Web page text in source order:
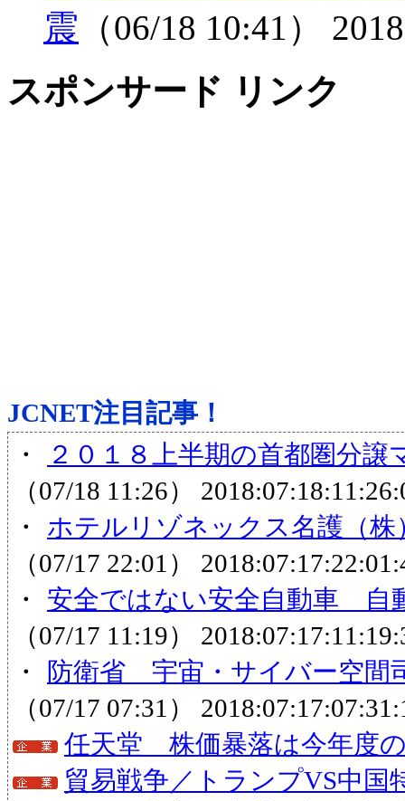
震 （06/18 10:41）
スポンサード リンク
JCNET注目記事！
・
２０１８上半期の首都圏分
（07/18 11:26）
・ ホテルリゾネックス名護（
（07/17 22:01）
・ 安全ではない安全自動車
（07/17 11:19）
・
防衛省 宇宙・サイバー空間
（07/17 07:31）
任天堂 株価暴落は今年度
貿易戦争／トランプVS中国